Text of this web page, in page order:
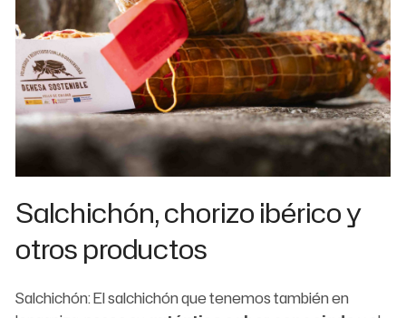
Salchichón, chorizo ibérico y
otros productos
Salchichón: El salchichón que tenemos también en